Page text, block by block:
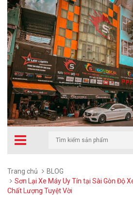
Trang chủ
BLOG
Sơn Lại Xe Máy Uy Tín tại Sài Gòn Độ
Chất Lượng Tuyệt Vời